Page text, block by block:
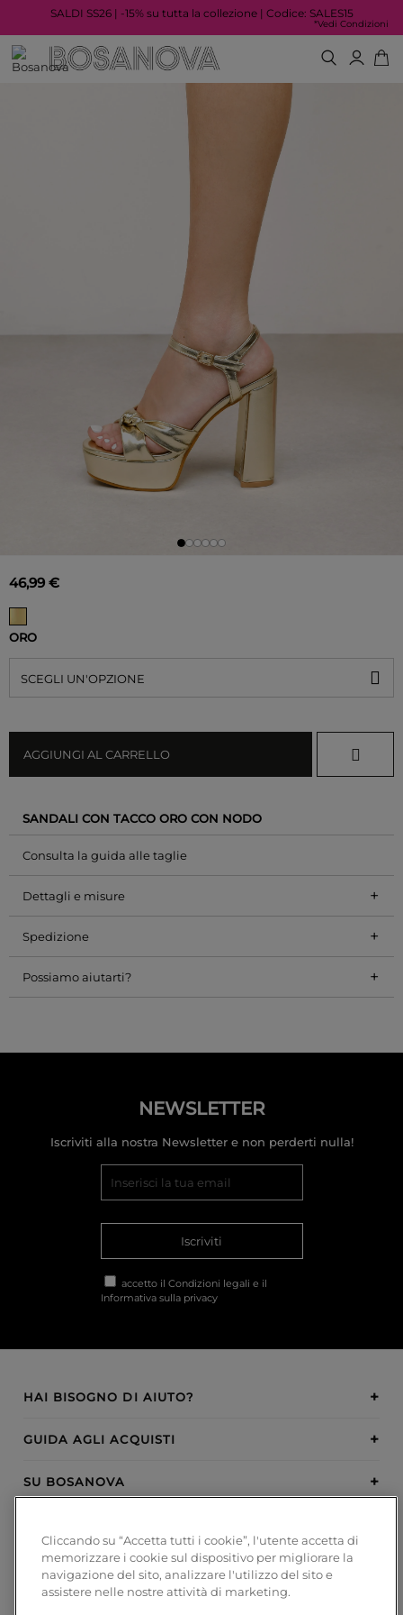
SALDI SS26 | -15% su tutta la collezione | Codice: SALES15
*Vedi Condizioni
46,99 €
ORO
SCEGLI UN'OPZIONE
AGGIUNGI AL CARRELLO
SANDALI CON TACCO ORO CON NODO
Consulta la guida alle taglie
Dettagli e misure +
Spedizione +
Possiamo aiutarti? +
NEWSLETTER
Iscriviti alla nostra Newsletter e non perderti nulla!
Iscriviti
accetto il Condizioni legali e il
Informativa sulla privacy
HAI BISOGNO DI AIUTO?
GUIDA AGLI ACQUISTI
SU BOSANOVA
METODI DI PAGAMENTO
Cliccando su “Accetta tutti i cookie”, l'utente accetta di
memorizzare i cookie sul dispositivo per migliorare la
navigazione del sito, analizzare l'utilizzo del sito e
assistere nelle nostre attività di marketing.